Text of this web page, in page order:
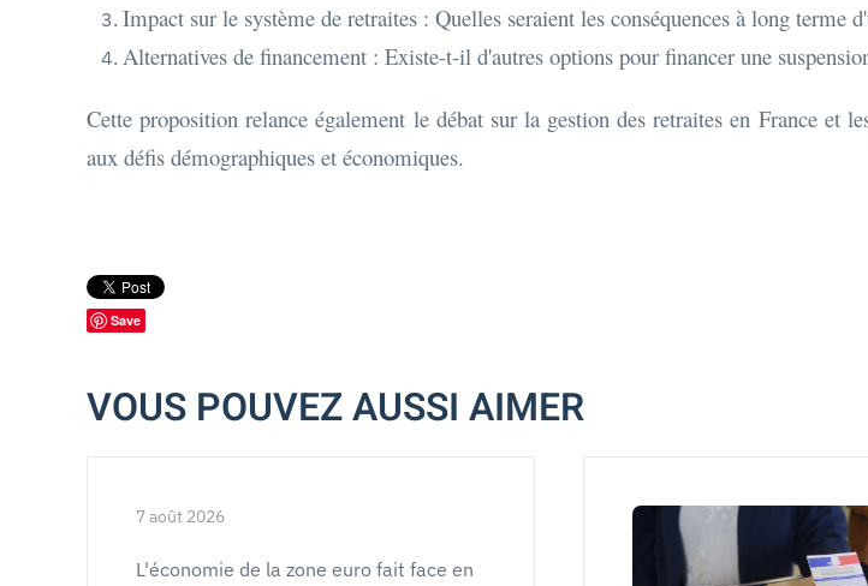
Impact sur le système de retraites : Quelles seraient les conséquences à long terme
Alternatives de financement : Existe-t-il d'autres options pour financer une
Cette proposition relance également le débat sur la gestion des retraites en France et
aux défis démographiques et économiques.
Save
VOUS POUVEZ AUSSI AIMER
7 août 2026
L'économie de la zone euro fait face en